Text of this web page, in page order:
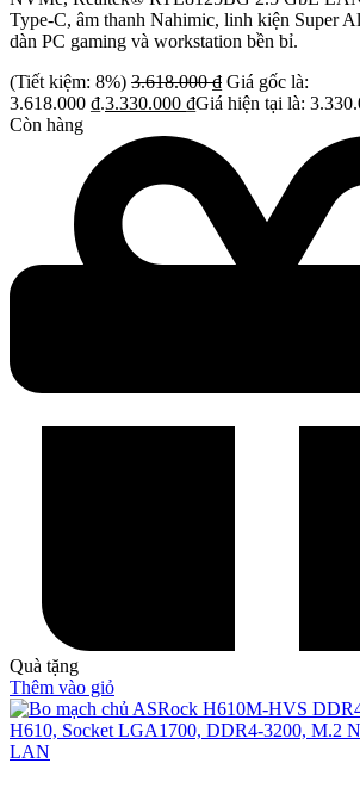
Type-C, âm thanh Nahimic, linh kiện Super
dàn PC gaming và workstation bền bỉ.
(Tiết kiệm: 8%) 3.618.000₫ Giá gốc là:
3.618.000 ₫.3.330.000 ₫Giá hiện tại là:
Còn hàng
Quà tặng
Thêm vào giỏ